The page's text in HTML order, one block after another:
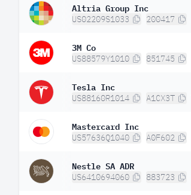
Altria Group Inc
US02209S1033 200417
3M Co
US88579Y1010 851745
Tesla Inc
US88160R1014 A1CX3T
Mastercard Inc
US57636Q1040 A0F602
Nestle SA ADR
US6410694060 883723